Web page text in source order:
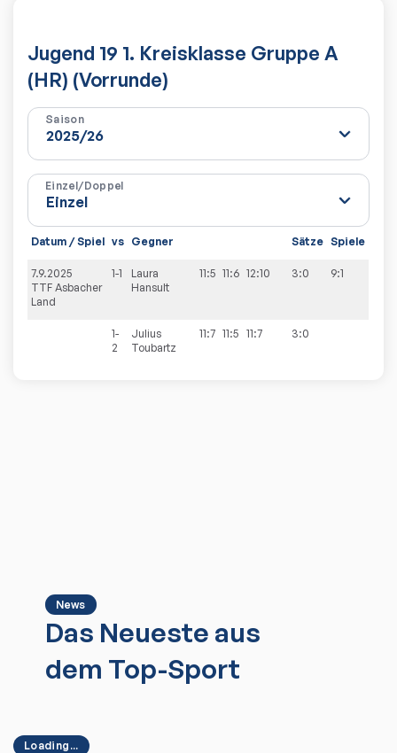
Jugend 19 1. Kreisklasse Gruppe A
(HR) (Vorrunde)
Saison
Einzel/Doppel
Datum / Spiel vs Gegner Sätze Spiele
7.9.2025
TTF Asbacher
Land
1-1
Laura
Hansult
11:5 11:6 12:10 3:0 9:1
1-
2
Julius
Toubartz
11:7 11:5 11:7 3:0
News
Das Neueste aus
dem Top-Sport
Loading...